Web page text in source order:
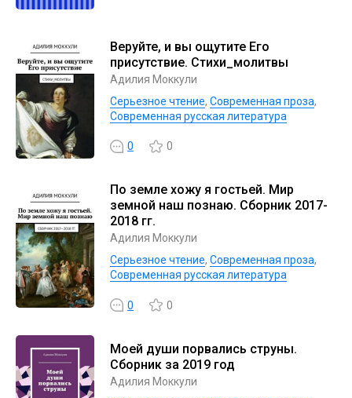
Веруйте, и вы ощутите Его
присутствие. Стихи_молитвы
Адилия Моккули
Серьезное чтение, Современная проза,
Современная русская литература
0 0
По земле хожу я гостьей. Мир
земной наш познаю. Сборник 2017-
2018 гг.
Адилия Моккули
Серьезное чтение, Современная проза,
Современная русская литература
0 0
Моей души порвались струны.
Сборник за 2019 год
Адилия Моккули